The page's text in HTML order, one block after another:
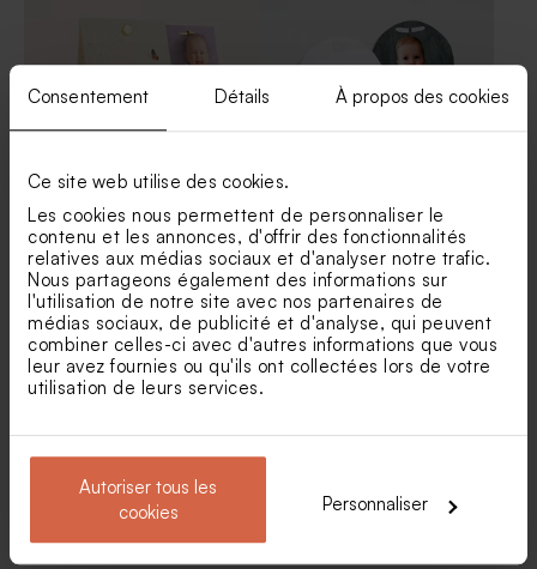
Consentement Détails À propos des cookies
Ce site web utilise des cookies.
Les cookies nous permettent de personnaliser le
contenu et les annonces, d'offrir des fonctionnalités
relatives aux médias sociaux et d'analyser notre trafic.
Nous partageons également des informations sur
l'utilisation de notre site avec nos partenaires de
médias sociaux, de publicité et d'analyse, qui peuvent
combiner celles-ci avec d'autres informations que vous
leur avez fournies ou qu'ils ont collectées lors de votre
utilisation de leurs services.
Autoriser tous les
cookies
Personnaliser
Etui à dragées baptême
fleurs sauvages
Étui à dragées baptême
original colombe messagère